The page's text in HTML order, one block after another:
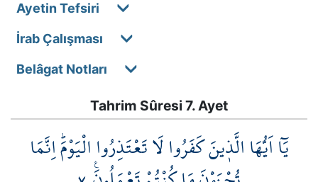
Ayetin Tefsiri
İrab Çalışması
Belâgat Notları
Tahrim Sûresi 7. Ayet
يَٓا اَيُّهَا الَّذ۪ينَ كَفَرُوا لَا تَعْتَذِرُوا الْيَوْمَۜ اِنَّمَا